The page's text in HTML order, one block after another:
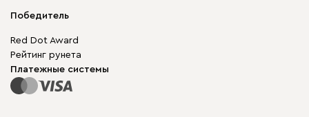
Гарантия
Для бизнеса
Карта сайта
Корпусная мебель
Модульная мебель
Столы и стулья
Победитель
Red Dot Award
Рейтинг рунета
Платежные системы